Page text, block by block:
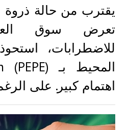
يقترب من حالة ذروة
تعرض سوق
للاضطرابات،
اهتمام كبير. على